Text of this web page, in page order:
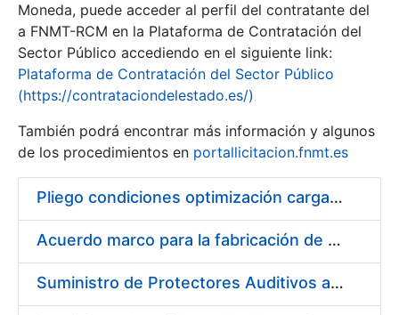
Moneda, puede acceder al perfil del contratante del
a FNMT-RCM en la Plataforma de Contratación del
Sector Público accediendo en el siguiente link:
Plataforma de Contratación del Sector Público
(https://contrataciondelestado.es/)
También podrá encontrar más información y algunos
de los procedimientos en portallicitacion.fnmt.es
Pliego condiciones optimización cargas compras firmado
Acuerdo marco para la fabricación de piezas
Suministro de Protectores Auditivos a medida para las personas trabajadoras de los Centros de Trabajo de Madrid y Burgos